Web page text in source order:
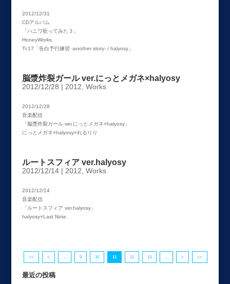
2012/12/31
CDアルバム
「ハニワ歌ってみた３」
HoneyWorks
Tr.17「告白予行練習 -another story- / halyosy」
脳漿炸裂ガール ver.にっとメガネ×halyosy
2012/12/28 | 2012 Works
2012/12/28
音楽配信
「脳漿炸裂ガール ver.にっとメガネ×halyosy」
にっとメガネ×halyosy×れるりり
ルートスフィア ver.halyosy
2012/12/14| 2012 Works
2012/12/14
音楽配信
「ルートスフィア ver.halyosy」
halyosy×Last Note.
<< < 9 10 11 12 13 > >>
最近の投稿